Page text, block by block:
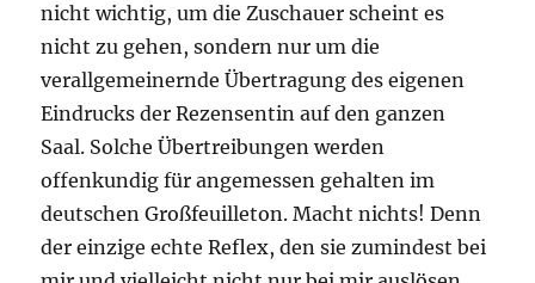
nicht wichtig, um die Zuschauer scheint es
nicht zu gehen, sondern nur um die
verallgemeinernde Übertragung des eigenen
Eindrucks der Rezensentin auf den ganzen
Saal. Solche Übertreibungen werden
offenkundig für angemessen gehalten im
deutschen Großfeuilleton. Macht nichts! Denn
der einzige echte Reflex, den sie zumindest bei